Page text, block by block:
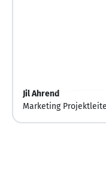
Jil Ahrend
Marketing